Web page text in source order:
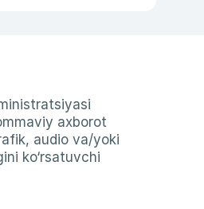
axborot
audio va/yoki
ko‘rsatuvchi